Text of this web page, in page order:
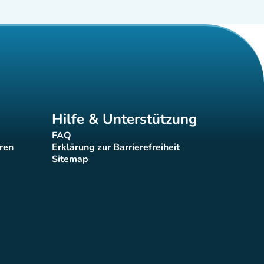
Hilfe & Unterstützung
FAQ(new tab)
Erklärung zur Barrierefreiheit
(new tab)
Sitemap(new tab)